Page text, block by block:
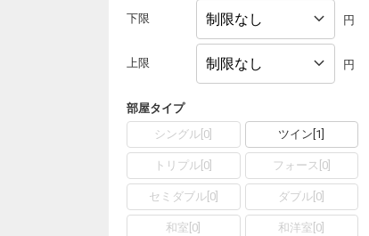
下限 円
上限 円
部屋タイプ
シングル 0 ツイン 1
トリプル 0 フォース 0]
セミダブル[ 0] ダブル 0
和室 0 和洋室 0